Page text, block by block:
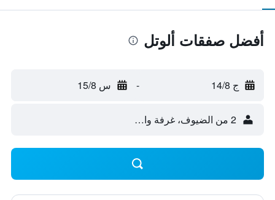
أفضل صفقات ألوتل
ج 14/8 - س 15/8
2 من الضيوف، غرفة واحدة